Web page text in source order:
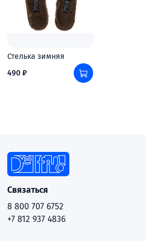
Стелька зимняя
490 ₽
Связаться
8 800 707 6752
+7 812 937 4836